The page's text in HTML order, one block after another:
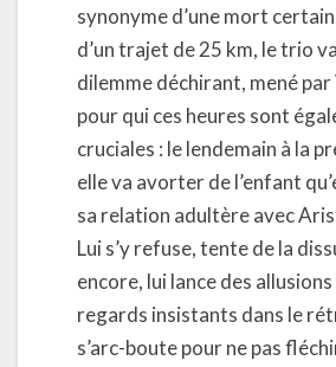
synonyme d’une mort
d’un trajet de 25 km, le trio
dilemme déchirant, mené
pour qui ces heures sont
cruciales : le lendemain à la
elle va avorter de l’enfant
sa relation adultère avec
Lui s’y refuse, tente de la
encore, lui lance des
regards insistants dans le
s’arc-boute pour ne pas